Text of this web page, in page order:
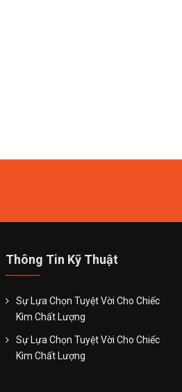
Thông Tin Kỹ Thuật
Sự Lựa Chọn Tuyệt Vời Cho Chiếc
Kìm Chất Lượng
Sự Lựa Chọn Tuyệt Vời Cho Chiếc
Kìm Chất Lượng